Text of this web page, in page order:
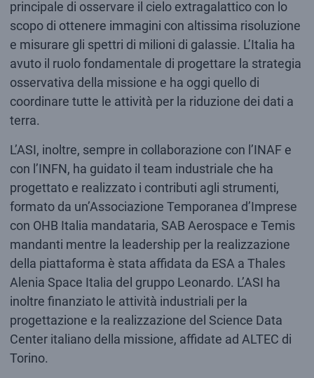
principale di osservare il cielo extragalattico con lo
scopo di ottenere immagini con altissima risoluzione
e misurare gli spettri di milioni di galassie. L’Italia ha
avuto il ruolo fondamentale di progettare la strategia
osservativa della missione e ha oggi quello di
coordinare tutte le attività per la riduzione dei dati a
terra.
L’ASI, inoltre, sempre in collaborazione con l’INAF e
con l’INFN, ha guidato il team industriale che ha
progettato e realizzato i contributi agli strumenti,
formato da un’Associazione Temporanea d’Imprese
con OHB Italia mandataria, SAB Aerospace e Temis
mandanti mentre la leadership per la realizzazione
della piattaforma è stata affidata da ESA a Thales
Alenia Space Italia del gruppo Leonardo. L’ASI ha
inoltre finanziato le attività industriali per la
progettazione e la realizzazione del Science Data
Center italiano della missione, affidate ad ALTEC di
Torino.